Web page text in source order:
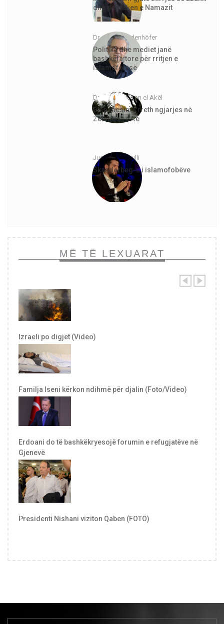
dhe për faljen e Namazit
Dr. Jürgen Todenhöfer
Politika dhe mediet janë
bashkëfajtore për rritjen e
islamofobisë
Dr. Abdurrahman el Akël
Disa mësime rreth ngjarjes në
Zelandën e Re
Justinian Topulli
Skanderbeg-u i islamofobëve
MË TË LEXUARAT
Izraeli po digjet (Video)
Familja Iseni kërkon ndihmë për djalin (Foto/Video)
Erdoani do të bashkëkryesojë forumin e refugjatëve në
Gjenevë
Presidenti Nishani viziton Qaben (FOTO)